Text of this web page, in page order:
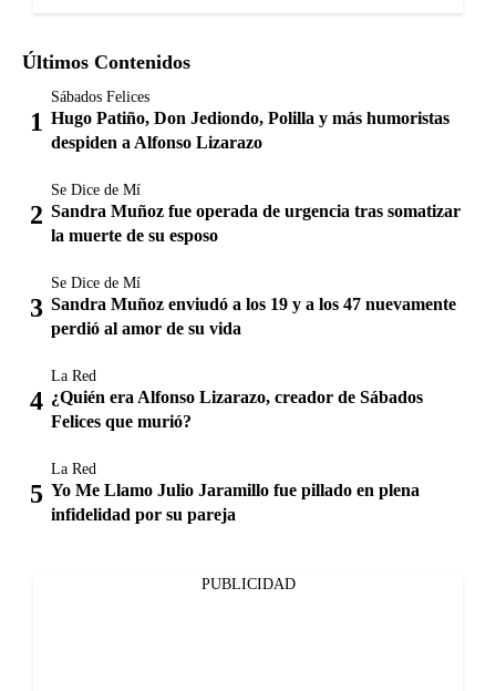
Últimos Contenidos
Sábados Felices
Hugo Patiño, Don Jediondo, Polilla y más humoristas
despiden a Alfonso Lizarazo
Se Dice de Mí
Sandra Muñoz fue operada de urgencia tras somatizar
la muerte de su esposo
Se Dice de Mí
Sandra Muñoz enviudó a los 19 y a los 47 nuevamente
perdió al amor de su vida
La Red
¿Quién era Alfonso Lizarazo, creador de Sábados
Felices que murió?
La Red
Yo Me Llamo Julio Jaramillo fue pillado en plena
infidelidad por su pareja
PUBLICIDAD